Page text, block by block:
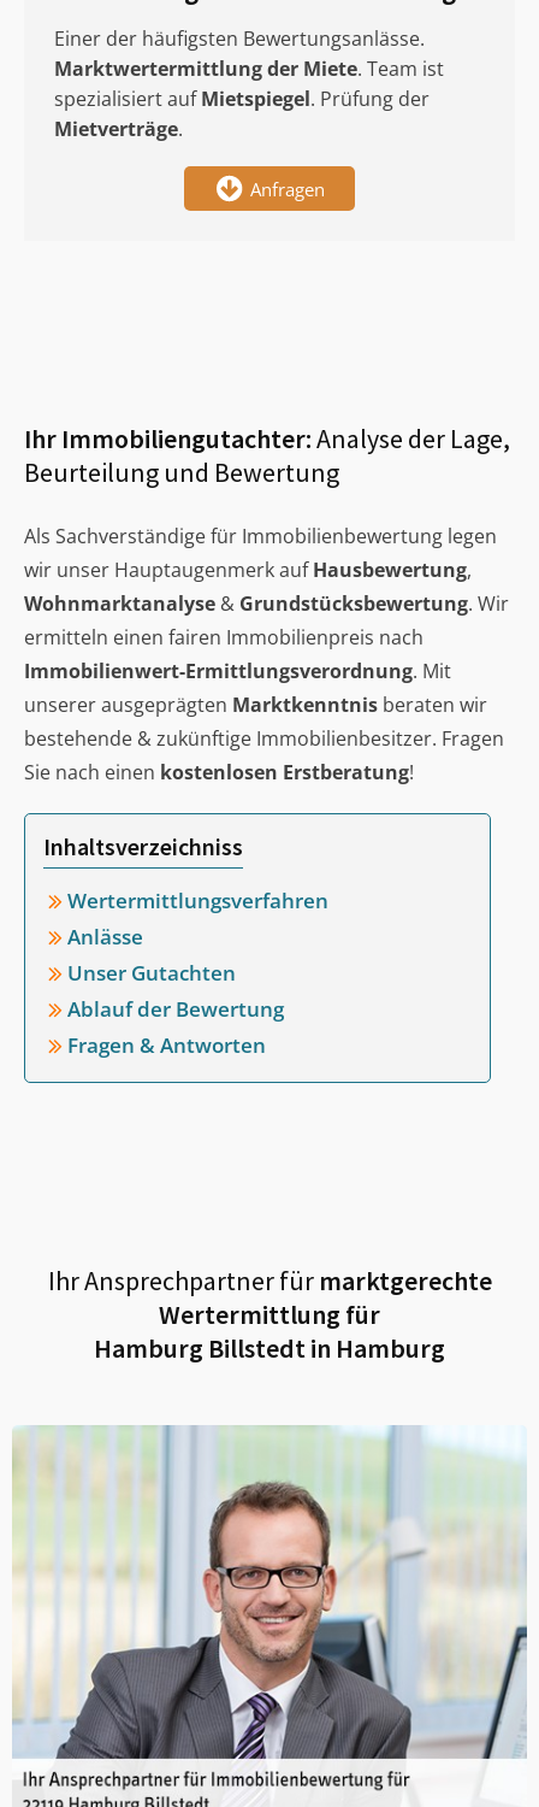
Einer der häufigsten Bewertungsanlässe.
Marktwertermittlungder Miete. Team ist
spezialisiert aufMietspiegel. Prüfung der
Mietverträge.
Anfragen
Ihr Immobiliengutachter:Analyse der Lage,
Beurteilung und Bewertung
Als Sachverständige für Immobilienbewertung legen
wir unser Hauptaugenmerk aufHausbewertung,
Wohnmarktanalyse & Grundstücksbewertung. Wir
ermitteln einen fairen Immobilienpreis nach
Immobilienwert-Ermittlungsverordnung. Mit
unserer ausgeprägten Marktkenntnis beraten wir
bestehende & zukünftige Immobilienbesitzer. Fragen
Sie nach einen kostenlosen Erstberatung!
Inhaltsverzeichniss
Wertermittlungsverfahren
Anlässe
Unser Gutachten
Ablauf der Bewertung
Fragen & Antworten
Ihr Ansprechpartner fürmarktgerechte
Wertermittlung für
Hamburg Billstedt in Hamburg